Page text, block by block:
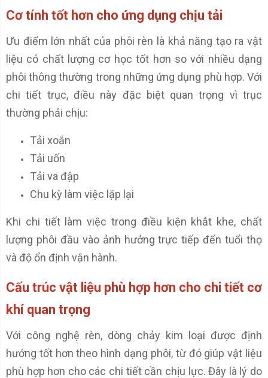
Cơ tính tốt hơn cho ứng dụng chịu tải
Ưu điểm lớn nhất của phôi rèn là khả năng tạo ra vật
liệu có chất lượng cơ học tốt hơn so với nhiều dạng
phôi thông thường trong những ứng dụng phù hợp. Với
chi tiết trục, điều này đặc biệt quan trọng vì trục
thường phải chịu:
Tải xoắn
Tải uốn
Tải va đập
Chu kỳ làm việc lặp lại
Khi chi tiết làm việc trong điều kiện khắt khe, chất
lượng phôi đầu vào ảnh hưởng trực tiếp đến tuổi thọ
và độ ổn định vận hành.
Cấu trúc vật liệu phù hợp hơn cho chi tiết cơ
khí quan trọng
Với công nghệ rèn, dòng chảy kim loại được định
hướng tốt hơn theo hình dạng phôi, từ đó giúp vật liệu
phù hợp hơn cho các chi tiết cần chịu lực. Đây là lý do